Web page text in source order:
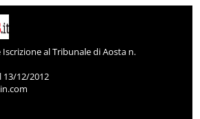
al Tribunale di Aosta n.
13/12/2012